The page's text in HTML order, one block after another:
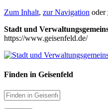
Zum Inhalt, zur Navigation oder
Stadt und
https://www.geisenfeld.de/
Finden in Geisenfeld